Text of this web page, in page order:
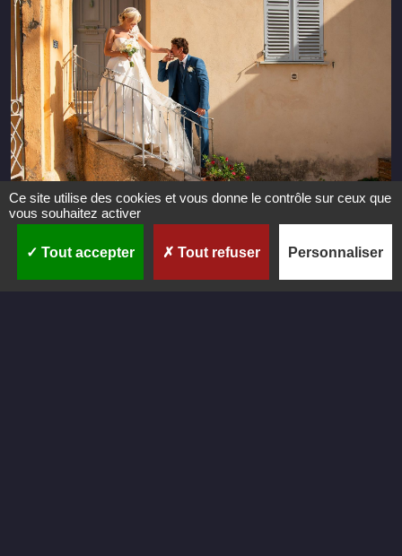
Ce site utilise des cookies et vous donne le contrôle sur ceux que
vous souhaitez activer
Tout accepter Tout refuser Personnaliser